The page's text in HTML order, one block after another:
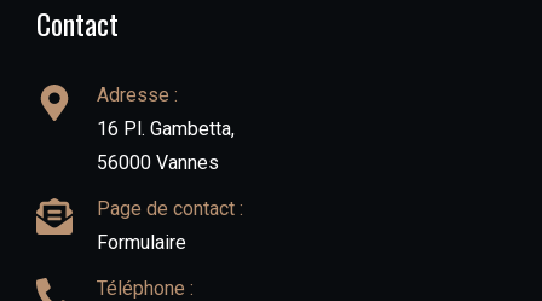
Contact
Adresse :
16 Pl. Gambetta,
56000 Vannes
Page de contact :
Formulaire
Téléphone :